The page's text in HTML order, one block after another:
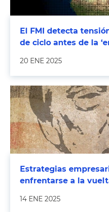
El FMI detecta
de ciclo antes de la
20 ENE 2025
Estrategias
enfrentarse a la
14 ENE 2025